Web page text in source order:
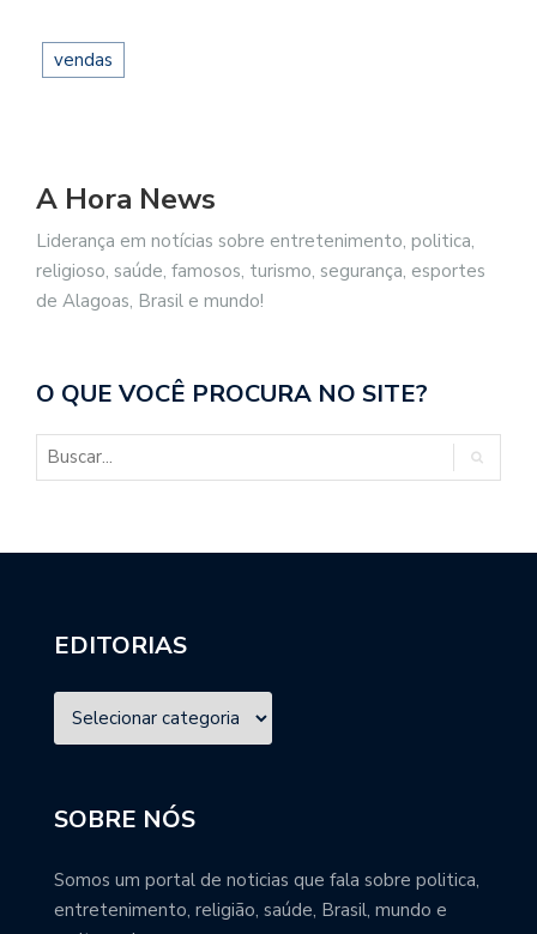
vendas
A Hora News
Liderança em notícias sobre entretenimento, politica,
religioso, saúde, famosos, turismo, segurança, esportes
de Alagoas, Brasil e mundo!
O QUE VOCÊ PROCURA NO SITE?
EDITORIAS
SOBRE NÓS
Somos um portal de noticias que fala sobre politica,
entretenimento, religião, saúde, Brasil, mundo e